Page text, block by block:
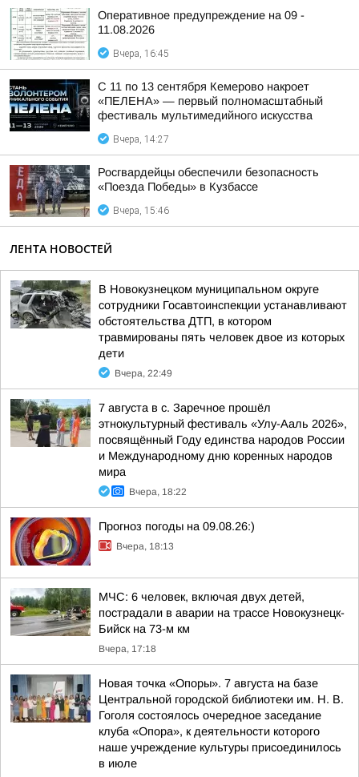
Оперативное предупреждение на 09 -
11.08.2026
Вчера, 16:45
С 11 по 13 сентября Кемерово накроет
«ПЕЛЕНА» — первый полномасштабный
фестиваль мультимедийного искусства
Вчера, 14:27
Росгвардейцы обеспечили безопасность
«Поезда Победы» в Кузбассе
Вчера, 15:46
ЛЕНТА НОВОСТЕЙ
В Новокузнецком муниципальном округе
сотрудники Госавтоинспекции устанавливают
обстоятельства ДТП, в котором
травмированы пять человек двое из которых
дети
Вчера, 22:49
7 августа в с. Заречное прошёл
этнокультурный фестиваль «Улу-Ааль 2026»,
посвящённый Году единства народов России
и Международному дню коренных народов
мира
Вчера, 18:22
Прогноз погоды на 09.08.26:)
Вчера, 18:13
МЧС: 6 человек, включая двух детей,
пострадали в аварии на трассе Новокузнецк-
Бийск на 73-м км
Вчера, 17:18
Новая точка «Опоры». 7 августа на базе
Центральной городской библиотеки им. Н. В.
Гоголя состоялось очередное заседание
клуба «Опора», к деятельности которого
наше учреждение культуры присоединилось
в июле